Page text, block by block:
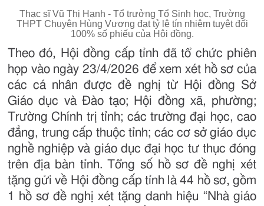
Thạc sĩ Vũ Thị Hạnh - Tổ trưởng Tổ Sinh học, Trường
THPT Chuyên Hùng Vương đạt tỷ lệ tín nhiệm tuyệt đối
100% số phiếu của Hội đồng.
Theo đó, Hội đồng cấp tỉnh đã tổ chức phiên
họp vào ngày 23/4/2026 để xem xét hồ sơ của
các cá nhân được đề nghị từ Hội đồng Sở
Giáo dục và Đào tạo; Hội đồng xã, phường;
Trường Chính trị tỉnh; các trường đại học, cao
đẳng, trung cấp thuộc tỉnh; các cơ sở giáo dục
nghề nghiệp và giáo dục đại học tư thục đóng
trên địa bàn tỉnh. Tổng số hồ sơ đề nghị xét
tặng gửi về Hội đồng cấp tỉnh là 44 hồ sơ, gồm
1 hồ sơ đề nghị xét tặng danh hiệu “Nhà giáo